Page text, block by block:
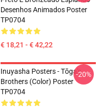
Desenhos Animados Poster
TP0704
€ 18,21 - € 42,22
Inuyasha Posters - Tōga's
Brothers (color) Poster
TP0704
-20%